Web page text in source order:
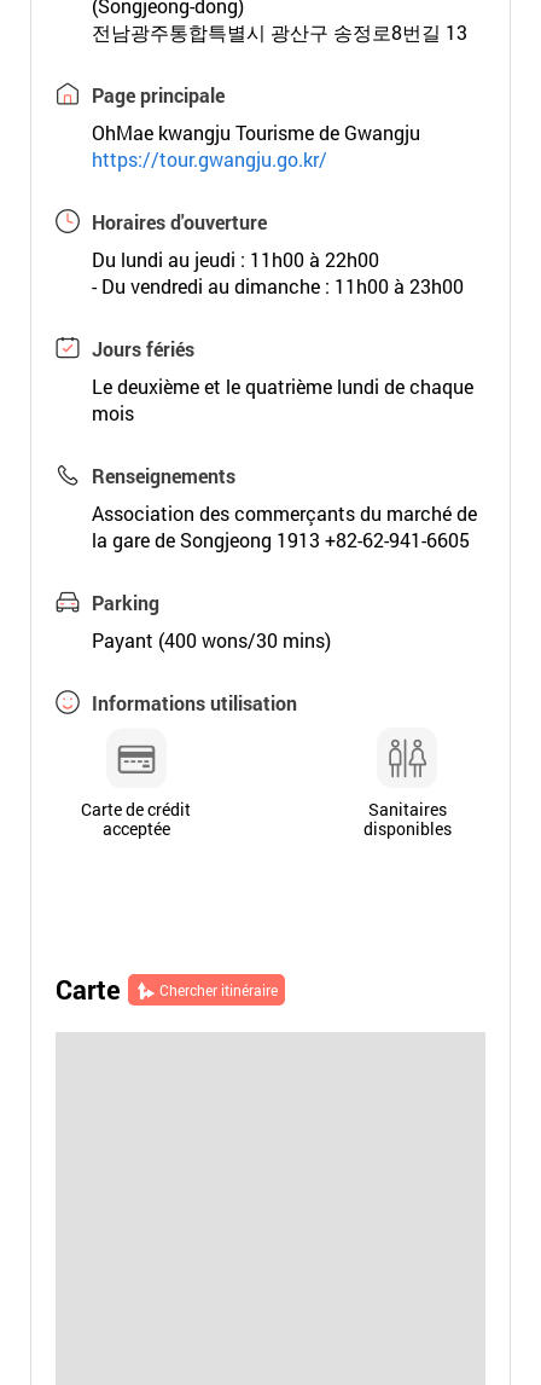
(Songjeong-dong)
전남광주통합특별시 광산구 송정로8번길 13
Page principale
OhMae kwangju Tourisme de Gwangju
https://tour.gwangju.go.kr/
Horaires d'ouverture
Du lundi au jeudi : 11h00 à 22h00
- Du vendredi au dimanche : 11h00 à 23h00
Jours fériés
Le deuxième et le quatrième lundi de chaque
mois
Renseignements
Association des commerçants du marché de
la gare de Songjeong 1913 +82-62-941-6605
Parking
Payant (400 wons/30 mins)
Informations utilisation
Carte de crédit
acceptée
Sanitaires
disponibles
Carte Chercher itinéraire